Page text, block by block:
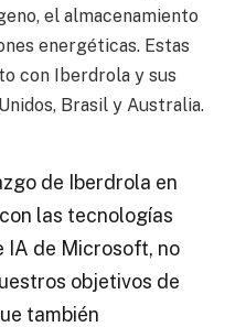
el almacenamiento
energéticas. Estas
con Iberdrola y sus
Brasil y Australia.
de Iberdrola en
las tecnologías
IA de Microsoft, no
objetivos de
también